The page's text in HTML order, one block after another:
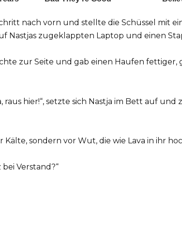
nach vorn und stellte die Schüssel mit
Nastjas zugeklappten Laptop und einen
zur Seite und gab einen Haufen fettiger,
raus hier!“, setzte sich Nastja im Bett auf und
Kälte, sondern vor Wut, die wie Lava in ihr
bei Verstand?“